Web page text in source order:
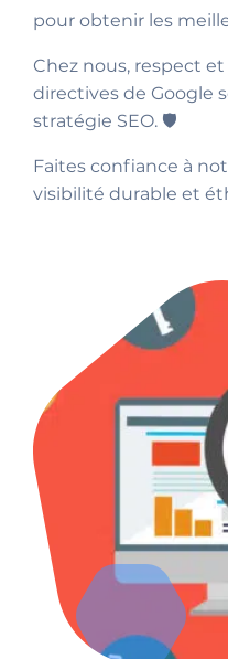
pour obtenir les
Chez nous, respect
directives de Google
stratégie SEO. 🛡️
Faites confiance à
visibilité durable et